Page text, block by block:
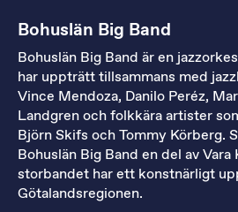
Bohuslän Big Band
Bohuslän Big Band är en
har uppträtt tillsammans med
Vince Mendoza, Danilo Peréz,
Landgren och folkkära artister
Björn Skifs och Tommy Körberg.
Bohuslän Big Band en del av
storbandet har ett konstnärligt
Götalandsregionen.